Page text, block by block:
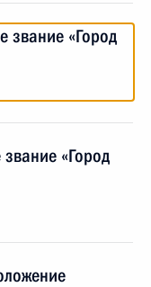
звание «Город
«Город